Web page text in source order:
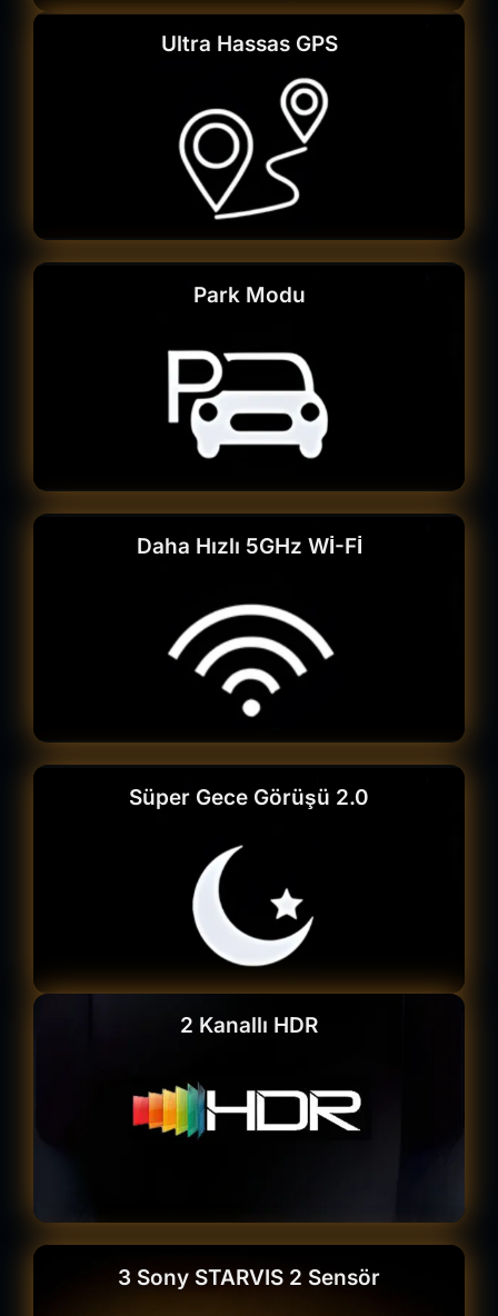
Ultra Hassas GPS
Park Modu
Daha Hızlı 5GHz Wİ-Fİ
Süper Gece Görüşü 2.0
2 Kanallı HDR
3 Sony STARVIS 2 Sensör